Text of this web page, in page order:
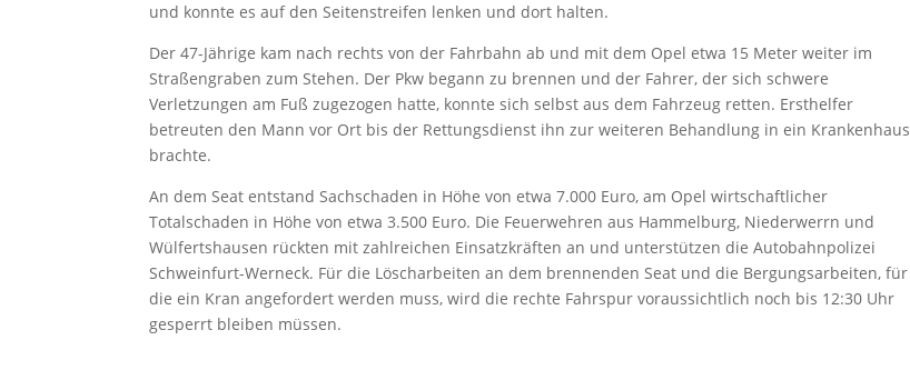
und konnte es auf den Seitenstreifen lenken und dort halten.
Der 47-Jährige kam nach rechts von der Fahrbahn ab und mit dem Opel etwa 15 Meter weiter im
Straßengraben zum Stehen. Der Pkw begann zu brennen und der Fahrer, der sich schwere
Verletzungen am Fuß zugezogen hatte, konnte sich selbst aus dem Fahrzeug retten. Ersthelfer
betreuten den Mann vor Ort bis der Rettungsdienst ihn zur weiteren Behandlung in ein Krankenhaus
brachte.
An dem Seat entstand Sachschaden in Höhe von etwa 7.000 Euro, am Opel wirtschaftlicher
Totalschaden in Höhe von etwa 3.500 Euro. Die Feuerwehren aus Hammelburg, Niederwerrn und
Wülfertshausen rückten mit zahlreichen Einsatzkräften an und unterstützen die Autobahnpolizei
Schweinfurt-Werneck. Für die Löscharbeiten an dem brennenden Seat und die Bergungsarbeiten, für
die ein Kran angefordert werden muss, wird die rechte Fahrspur voraussichtlich noch bis 12:30 Uhr
gesperrt bleiben müssen.